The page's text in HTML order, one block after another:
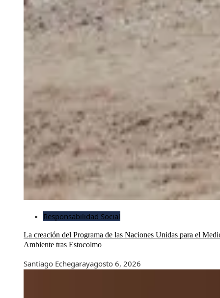
Responsabilidad Social
La creación del Programa de las Naciones Unidas para el
Ambiente tras Estocolmo
Santiago Echegarayagosto 6, 2026